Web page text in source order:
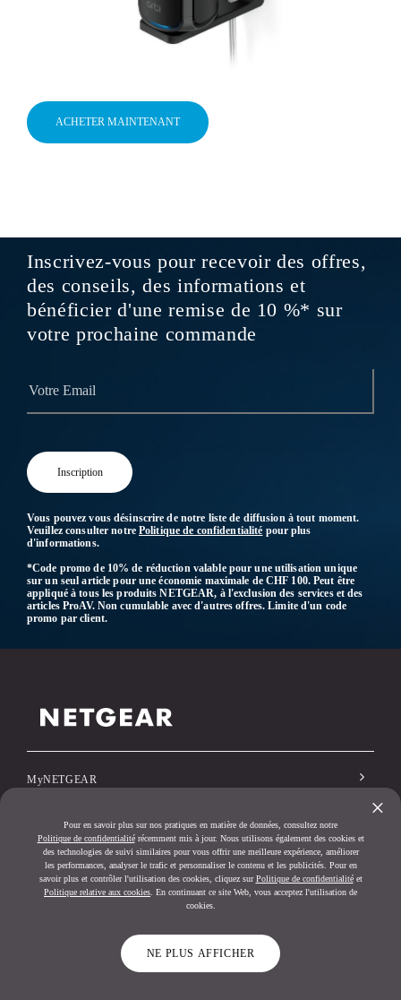
ACHETER MAINTENANT
Inscrivez-vous pour recevoir des offres,
des conseils, des informations et
bénéficier d'une remise de 10 %* sur
votre prochaine commande
Vous pouvez vous désinscrire de notre liste de diffusion à tout moment.
Veuillez consulter notrePolitique de confidentialité pour plus
d'informations.
*Code promo de 10% de réduction valable pour une utilisation unique
sur un seul article pour une économie maximale de CHF 100. Peut être
appliqué à tous les produits NETGEAR, à l'exclusion des services et des
articles ProAV. Non cumulable avec d'autres offres. Limite d'un code
promo par client.
MyNETGEAR
SERVICE CLIENTÈLE
Société
×
Pour en savoir plus sur nos pratiques en matière de données, consultez notre
Politique de confidentialitérécemment mis à jour. Nous utilisons également des cookies et
des technologies de suivi similaires pour vous offrir une meilleure expérience, améliorer
les performances, analyser le trafic et personnaliser le contenu et les publicités. Pour en
savoir plus et contrôler l'utilisation des cookies, cliquez surPolitique de confidentialitéet
Politique relative aux cookies . En continuant ce site Web, vous acceptez l'utilisation de
cookies.
NE PLUS AFFICHER